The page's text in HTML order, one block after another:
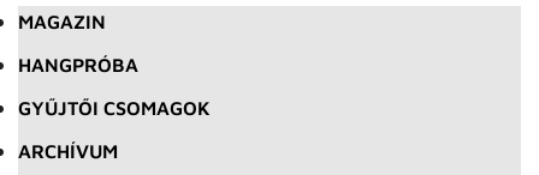
MAGAZIN
HANGPRÓBA
GYŰJTŐI CSOMAGOK
ARCHÍVUM